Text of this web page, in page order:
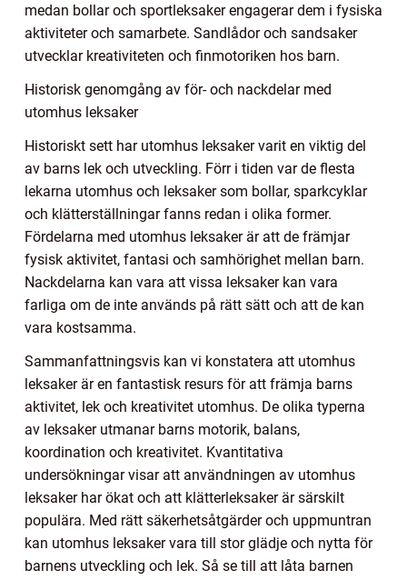
medan bollar och sportleksaker engagerar dem i fysiska
aktiviteter och samarbete. Sandlådor och sandsaker
utvecklar kreativiteten och finmotoriken hos barn.
Historisk genomgång av för- och nackdelar med
utomhus leksaker
Historiskt sett har utomhus leksaker varit en viktig del
av barns lek och utveckling. Förr i tiden var de flesta
lekarna utomhus och leksaker som bollar, sparkcyklar
och klätterställningar fanns redan i olika former.
Fördelarna med utomhus leksaker är att de främjar
fysisk aktivitet, fantasi och samhörighet mellan barn.
Nackdelarna kan vara att vissa leksaker kan vara
farliga om de inte används på rätt sätt och att de kan
vara kostsamma.
Sammanfattningsvis kan vi konstatera att utomhus
leksaker är en fantastisk resurs för att främja barns
aktivitet, lek och kreativitet utomhus. De olika typerna
av leksaker utmanar barns motorik, balans,
koordination och kreativitet. Kvantitativa
undersökningar visar att användningen av utomhus
leksaker har ökat och att klätterleksaker är särskilt
populära. Med rätt säkerhetsåtgärder och uppmuntran
kan utomhus leksaker vara till stor glädje och nytta för
barnens utveckling och lek. Så se till att låta barnen